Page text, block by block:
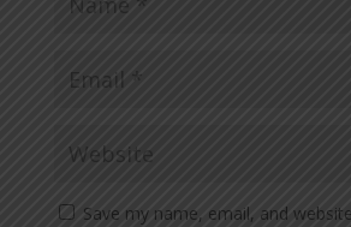
Save my name, email, and